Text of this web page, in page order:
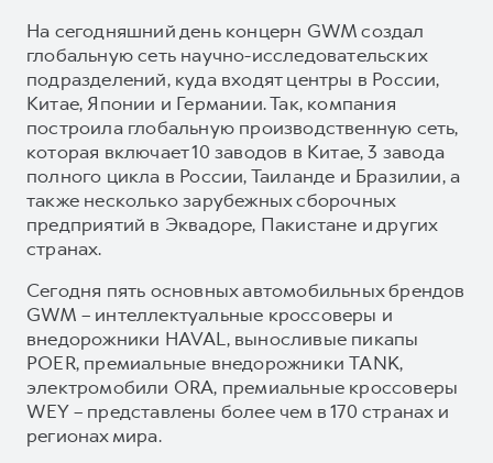
На сегодняшний день концерн GWM создал
глобальную сеть научно-исследовательских
подразделений, куда входят центры в России,
Китае, Японии и Германии. Так, компания
построила глобальную производственную сеть,
которая включает 10 заводов в Китае, 3 завода
полного цикла в России, Таиланде и Бразилии, а
также несколько зарубежных сборочных
предприятий в Эквадоре, Пакистане и других
странах.
Сегодня пять основных автомобильных брендов
GWM – интеллектуальные кроссоверы и
внедорожники HAVAL, выносливые пикапы
POER, премиальные внедорожники TANK,
электромобили ORA, премиальные кроссоверы
WEY – представлены более чем в 170 странах и
регионах мира.